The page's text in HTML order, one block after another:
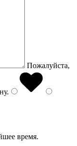
Пожалуйста,
.
время.